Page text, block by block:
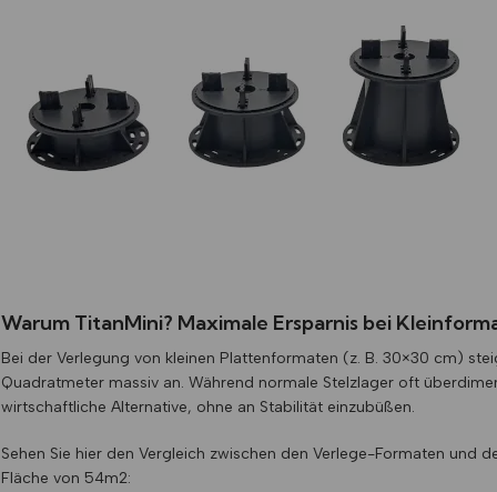
Warum TitanMini? Maximale Ersparnis bei
Bei der Verlegung von kleinen Plattenformaten (z. B. 30×30 cm)
Quadratmeter massiv an. Während normale Stelzlager oft
wirtschaftliche Alternative, ohne an Stabilität einzubüßen.
Sehen Sie hier den Vergleich zwischen den Verlege-Formaten und
Fläche von 54m2: